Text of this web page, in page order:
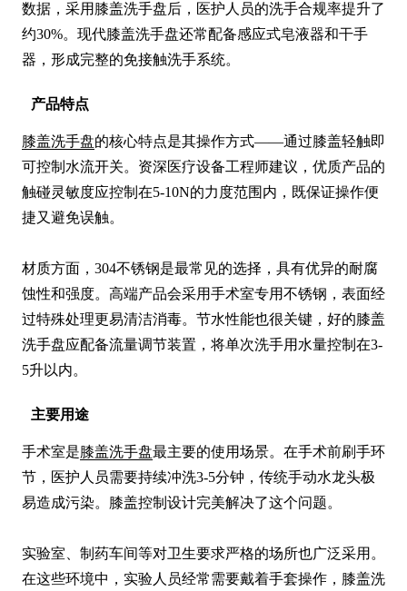
数据，采用膝盖洗手盘后，医护人员的洗手合规率提升了
约30%。现代膝盖洗手盘还常配备感应式皂液器和干手
器，形成完整的免接触洗手系统。
产品特点
膝盖洗手盘的核心特点是其操作方式——通过膝盖轻触即
可控制水流开关。资深医疗设备工程师建议，优质产品的
触碰灵敏度应控制在5-10N的力度范围内，既保证操作便
捷又避免误触。
材质方面，304不锈钢是最常见的选择，具有优异的耐腐
蚀性和强度。高端产品会采用手术室专用不锈钢，表面经
过特殊处理更易清洁消毒。节水性能也很关键，好的膝盖
洗手盘应配备流量调节装置，将单次洗手用水量控制在3-
5升以内。
主要用途
手术室是膝盖洗手盘最主要的使用场景。在手术前刷手环
节，医护人员需要持续冲洗3-5分钟，传统手动水龙头极
易造成污染。膝盖控制设计完美解决了这个问题。
实验室、制药车间等对卫生要求严格的场所也广泛采用。
在这些环境中，实验人员经常需要戴着手套操作，膝盖洗